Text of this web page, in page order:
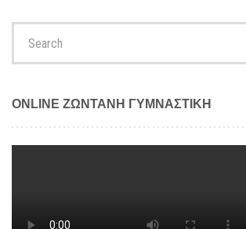
ONLINE ΖΩΝΤΑΝΗ ΓΥΜΝΑΣΤΙΚΗ